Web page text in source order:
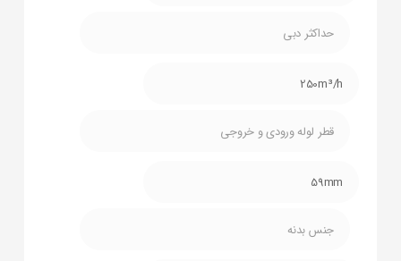
حداکثر دبی
250m³/h
قطر لوله ورودی و خروجی
59mm
جنس بدنه